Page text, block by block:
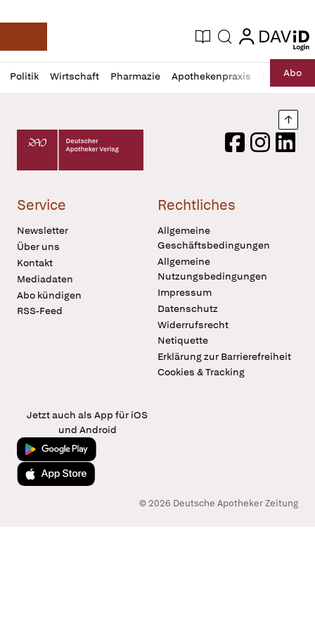
Deutsche Apotheker Zeitung
Aktuelle Ausgabe
Suche login
login
Politik Wirtschaft Pharmazie Apothekenpraxis RechtAbo
Profil
öffnen
Daz
Pur
Deutscher Apotheker Verlag Logo
FacebookInstagram
Service
Newsletter
Über uns
Kontakt
Mediadaten
Abo kündigen
RSS-Feed
Rechtliches
Allgemeine
Geschäftsbedingungen
Allgemeine
Nutzungsbedingungen
Impressum
Datenschutz
Widerrufsrecht
Netiquette
Erklärung zur Barrierefreiheit
Cookies & Tracking
Jetzt auch als App für iOS
und Android
Jetzt bei Google Play
Laden im App Store
© 2026 Deutsche Apotheker Zeitung